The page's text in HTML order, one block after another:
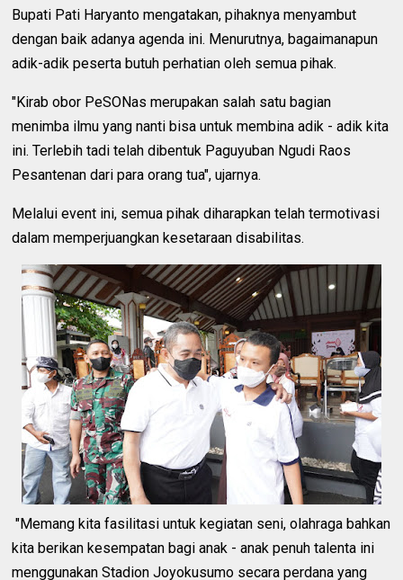
Bupati Pati Haryanto mengatakan, pihaknya menyambut
dengan baik adanya agenda ini. Menurutnya, bagaimanapun
adik-adik peserta butuh perhatian oleh semua pihak.
"Kirab obor PeSONas merupakan salah satu bagian
menimba ilmu yang nanti bisa untuk membina adik - adik kita
ini. Terlebih tadi telah dibentuk Paguyuban Ngudi Raos
Pesantenan dari para orang tua", ujarnya.
Melalui event ini, semua pihak diharapkan telah termotivasi
dalam memperjuangkan kesetaraan disabilitas.
"Memang kita fasilitasi untuk kegiatan seni, olahraga bahkan
kita berikan kesempatan bagi anak - anak penuh talenta ini
menggunakan Stadion Joyokusumo secara perdana yang